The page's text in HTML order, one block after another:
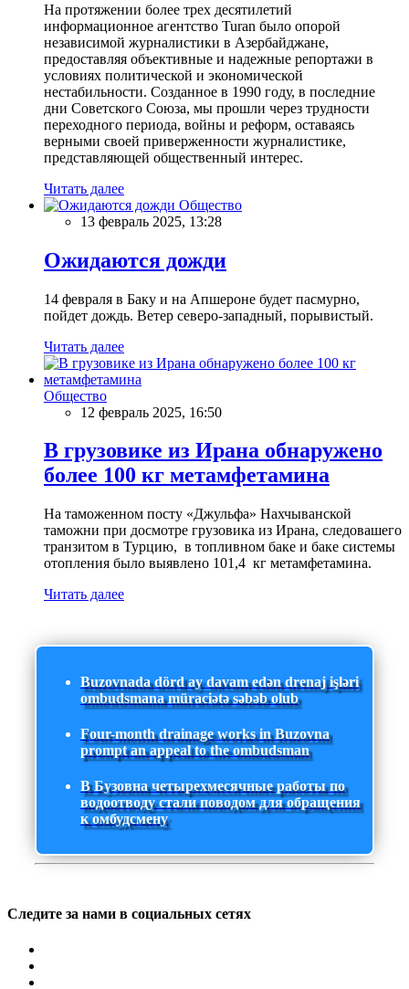
На протяжении более трех десятилетий
информационное агентство Turan было опорой
независимой журналистики в Азербайджане,
предоставляя объективные и надежные репортажи в
условиях политической и экономической
нестабильности. Созданное в 1990 году, в последние
дни Советского Союза, мы прошли через трудности
переходного периода, войны и реформ, оставаясь
верными своей приверженности журналистике,
представляющей общественный интерес.
Читать далее
Общество
13 февраль 2025, 13:28
Ожидаются дожди
14 февраля в Баку и на Апшероне будет пасмурно,
пойдет дождь. Ветер северо-западный, порывистый.
Читать далее
Общество
12 февраль 2025, 16:50
В грузовике из Ирана обнаружено
более 100 кг метамфетамина
На таможенном посту «Джульфа» Нахчыванской
таможни при досмотре грузовика из Ирана, следовашего
транзитом в Турцию, в топливном баке и баке системы
отопления было выявлено 101,4 кг метамфетамина.
Читать далее
Buzovnada dörd ay davam edən drenaj işləri
ombudsmana müraciətə səbəb olub
Four-month drainage works in Buzovna
prompt an appeal to the ombudsman
В Бузовна четырехмесячные работы по
водоотводу стали поводом для обращения
к омбудсмену
Следите за нами в социальных сетях